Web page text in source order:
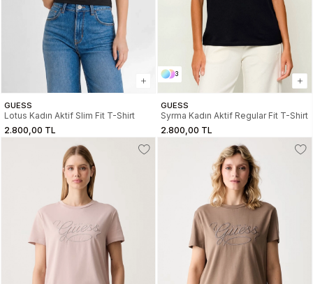
GUESS
Lotus Kadın Aktif Slim Fit T-Shirt
2.800,00 TL
3
GUESS
Syrma Kadın Aktif Regular Fit T-Shirt
2.800,00 TL